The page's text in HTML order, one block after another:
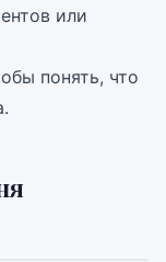
или
понять, что